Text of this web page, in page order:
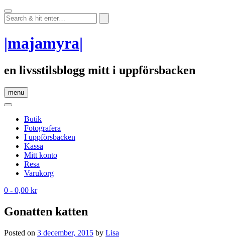
Skip
to
content
|majamyra|
en livsstilsblogg mitt i uppförsbacken
menu
Butik
Fotografera
I uppförsbacken
Kassa
Mitt konto
Resa
Varukorg
0 - 0,00 kr
Gonatten katten
Posted on 3 december, 2015 by Lisa